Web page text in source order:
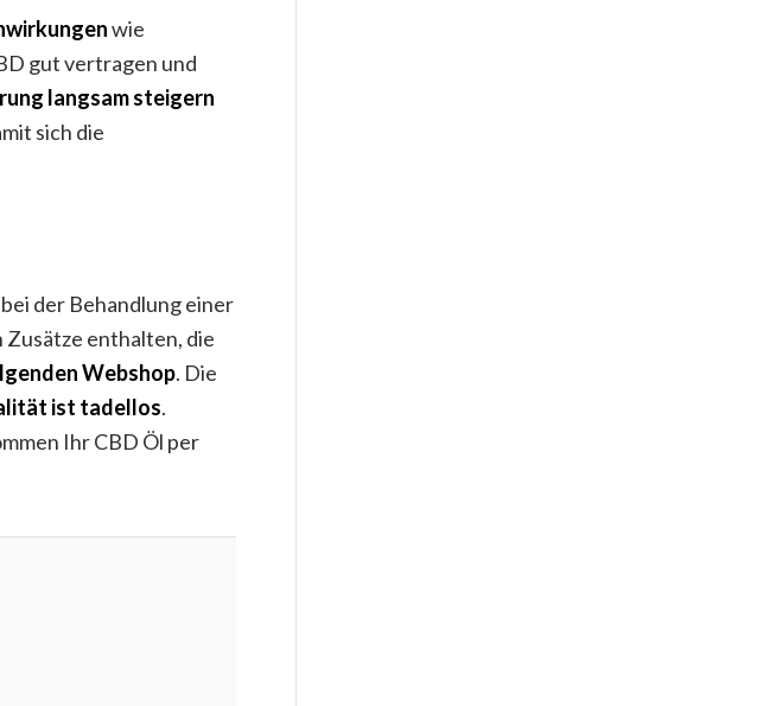
wie
gut vertragen und
langsam steigern
sich die
der Behandlung einer
Zusätze enthalten, die
Webshop. Die
ist tadellos.
Ihr CBD Öl per